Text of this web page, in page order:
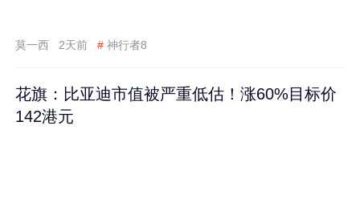
莫一西 2天前 # 神行者8
花旗：比亚迪市值被严重低估！涨60%目标价
142港元